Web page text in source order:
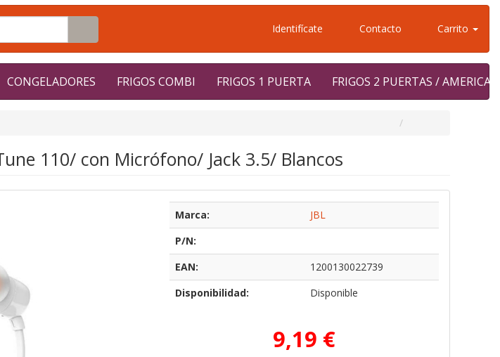
Identifícate Contacto Carrito
CONGELADORES FRIGOS COMBI FRIGOS 1 PUERTA FRIGOS 2 PUERTAS /
110/ con Micrófono/ Jack 3.5/ Blancos
Marca:
JBL
P/N:
EAN:
1200130022739
Disponibilidad:
Disponible
9,19 €